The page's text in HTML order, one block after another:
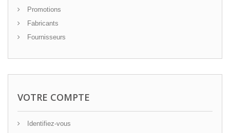
Promotions
Fabricants
Fournisseurs
VOTRE COMPTE
Identifiez-vous